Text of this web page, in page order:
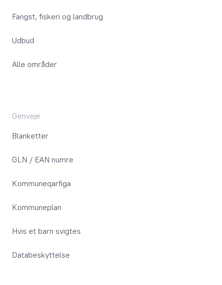
Fangst, fiskeri og landbrug
Udbud
Alle områder
Genveje
Blanketter
GLN / EAN numre
Kommuneqarfiga
Kommuneplan
Hvis et barn svigtes
Databeskyttelse